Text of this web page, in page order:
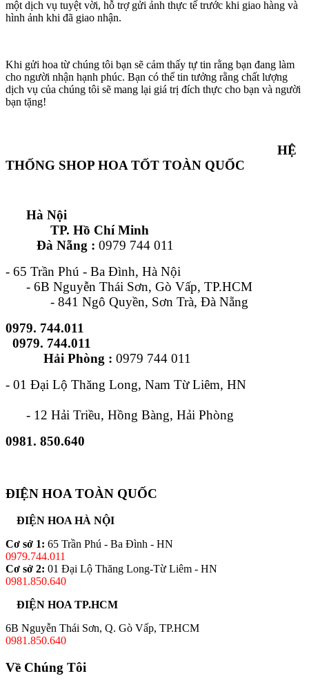
một dịch vụ tuyệt vời, hỗ trợ gửi ảnh thực tế trước khi giao hàng và
hình ảnh khi đã giao nhận.
Khi gửi hoa từ chúng tôi bạn sẽ cảm thấy tự tin rằng bạn đang làm
cho người nhận hạnh phúc. Bạn có thể tin tưởng rằng chất lượng
dịch vụ của chúng tôi sẽ mang lại giá trị đích thực cho bạn và người
bạn tặng!
HỆ
THỐNG SHOP HOA TỐT TOÀN QUỐC
Hà Nội
TP. Hồ Chí Minh
Đà Nẵng : 0979 744 011
- 65 Trần Phú - Ba Đình, Hà Nội
- 6B Nguyễn Thái Sơn, Gò Vấp, TP.HCM
- 841 Ngô Quyền, Sơn Trà, Đà Nẵng
0979. 744.011
0979. 744.011
Hải Phòng : 0979 744 011
- 01 Đại Lộ Thăng Long, Nam Từ Liêm, HN
- 12 Hải Triều, Hồng Bàng, Hải Phòng
0981. 850.640
ĐIỆN HOA TOÀN QUỐC
ĐIỆN HOA HÀ NỘI
Cơ sở 1: 65 Trần Phú - Ba Đình - HN
0979.744.011
Cơ sở 2: 01 Đại Lộ Thăng Long-Từ Liêm - HN
0981.850.640
ĐIỆN HOA TP.HCM
6B Nguyễn Thái Sơn, Q. Gò Vấp, TP.HCM
0981.850.640
Về Chúng Tôi